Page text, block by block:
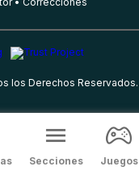
los Derechos Reservados.
Secciones Juegos